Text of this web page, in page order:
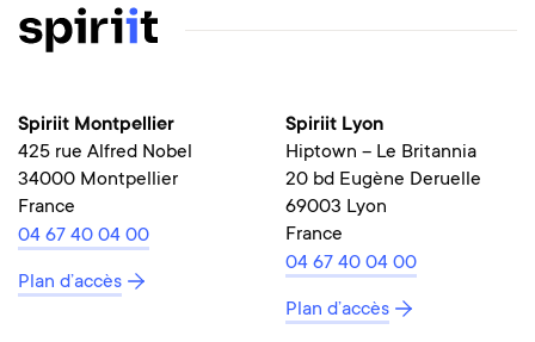
Spiriit Montpellier
425 rue Alfred Nobel
34000 Montpellier
France
04 67 40 04 00
Plan d’accès
Spiriit Lyon
Hiptown – Le Britannia
20 bd Eugène Deruelle
69003 Lyon
France
04 67 40 04 00
Plan d’accès